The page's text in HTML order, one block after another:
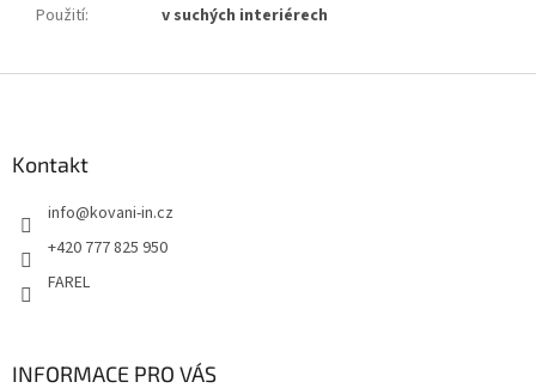
Použití: v suchých interiérech
Kontakt
info@kovani-in.cz
+420 777 825 950
FAREL
INFORMACE PRO VÁS